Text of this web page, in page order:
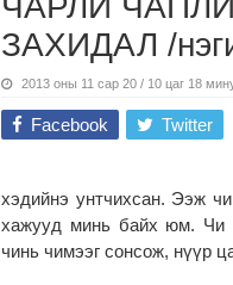
ЗАХИДАЛ /
2013 оны 11 сар 20 / 10 цаг 18
Facebook Twitter
хэдийнэ унтчихсан. Ээж
хажууд минь байх юм. Чи
чинь чимээг сонсож, нүүр